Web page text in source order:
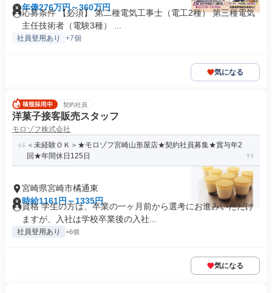
年俸276万円～360万円
応募条件 【必須】 第二種電気工事士（電工2種） 第三種電気
主任技術者（電験3種） ...
社員登用あり +7個
気になる
契約社員
洋菓子接客販売スタッフ
モロゾフ株式会社
＜未経験ＯＫ＞★モロゾフ宮崎山形屋店★契約社員募集★賞与年2
回★年間休日125日
宮崎県宮崎市橘通東
時給1161円～1335円
資格 学生の方は、卒業の一ヶ月前から選考にお進みいただけ
ますが、入社は学校卒業後の入社...
社員登用あり +6個
気になる